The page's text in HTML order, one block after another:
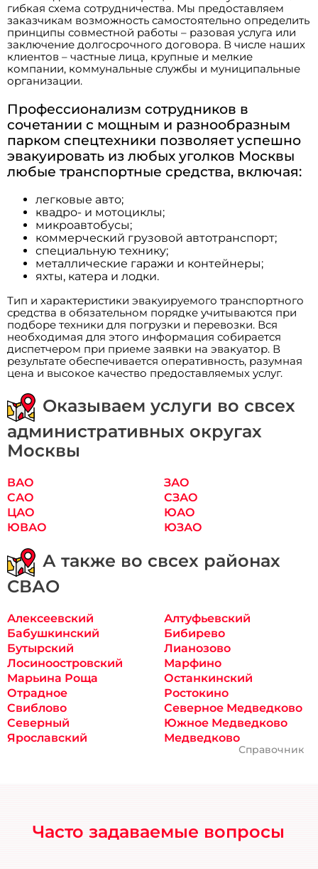
гибкая схема сотрудничества. Мы предоставляем
заказчикам возможность самостоятельно определить
принципы совместной работы – разовая услуга или
заключение долгосрочного договора. В числе наших
клиентов – частные лица, крупные и мелкие
компании, коммунальные службы и муниципальные
организации.
Профессионализм сотрудников в
сочетании с мощным и разнообразным
парком спецтехники позволяет успешно
эвакуировать из любых уголков Москвы
любые транспортные средства, включая:
легковые авто;
квадро- и мотоциклы;
микроавтобусы;
коммерческий грузовой автотранспорт;
специальную технику;
металлические гаражи и контейнеры;
яхты, катера и лодки.
Тип и характеристики эвакуируемого транспортного
средства в обязательном порядке учитываются при
подборе техники для погрузки и перевозки. Вся
необходимая для этого информация собирается
диспетчером при приеме заявки на эвакуатор. В
результате обеспечивается оперативность, разумная
цена и высокое качество предоставляемых услуг.
Оказываем услуги во свсех
административных округах
Москвы
ВАО
ЗАО
САО
СЗАО
ЦАО
ЮАО
ЮВАО
ЮЗАО
А также во свсех районах
СВАО
Алексеевский
Алтуфьевский
Бабушкинский
Бибирево
Бутырский
Лианозово
Лосиноостровский
Марфино
Марьина Роща
Останкинский
Отрадное
Ростокино
Свиблово
Северное Медведково
Северный
Южное Медведково
Ярославский
Медведково
Справочник
Часто задаваемые вопросы